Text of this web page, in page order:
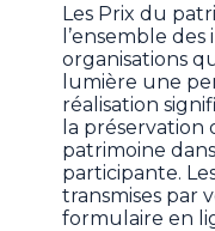
Les Prix du
l’ensemble
organisations
lumière une
réalisation
la préservation
patrimoine
participante.
transmises par
formulaire en